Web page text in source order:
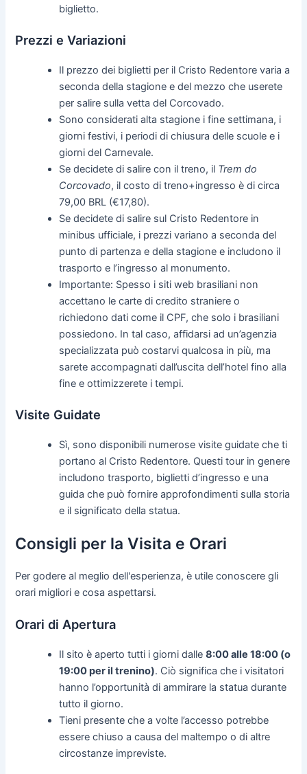
biglietto.
Prezzi e Variazioni
Il prezzo dei biglietti per il Cristo Redentore varia a
seconda della stagione e del mezzo che userete
per salire sulla vetta del Corcovado.
Sono considerati alta stagione i fine settimana, i
giorni festivi, i periodi di chiusura delle scuole e i
giorni del Carnevale.
Se decidete di salire con il treno, il Trem do
Corcovado, il costo di treno+ingresso è di circa
79,00 BRL (€17,80).
Se decidete di salire sul Cristo Redentore in
minibus ufficiale, i prezzi variano a seconda del
punto di partenza e della stagione e includono il
trasporto e l’ingresso al monumento.
Importante: Spesso i siti web brasiliani non
accettano le carte di credito straniere o
richiedono dati come il CPF, che solo i brasiliani
possiedono. In tal caso, affidarsi ad un’agenzia
specializzata può costarvi qualcosa in più, ma
sarete accompagnati dall’uscita dell’hotel fino alla
fine e ottimizzerete i tempi.
Visite Guidate
Sì, sono disponibili numerose visite guidate che ti
portano al Cristo Redentore. Questi tour in genere
includono trasporto, biglietti d’ingresso e una
guida che può fornire approfondimenti sulla storia
e il significato della statua.
Consigli per la Visita e Orari
Per godere al meglio dell'esperienza, è utile conoscere gli
orari migliori e cosa aspettarsi.
Orari di Apertura
Il sito è aperto tutti i giorni dalle8:00 alle 18:00 (o
19:00 per il trenino). Ciò significa che i visitatori
hanno l’opportunità di ammirare la statua durante
tutto il giorno.
Tieni presente che a volte l’accesso potrebbe
essere chiuso a causa del maltempo o di altre
circostanze impreviste.